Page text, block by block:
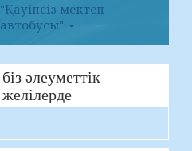
"Қауіпсіз мектеп
автобусы"
біз әлеуметтік
желілерде